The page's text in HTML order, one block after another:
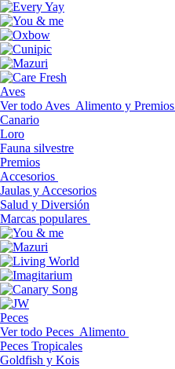
Aves
Ver todo Aves Alimento y Premios
Canario
Loro
Fauna silvestre
Premios
Accesorios
Jaulas y Accesorios
Salud y Diversión
Marcas populares
Peces
Ver todo Peces Alimento
Peces Tropicales
Goldfish y Kois